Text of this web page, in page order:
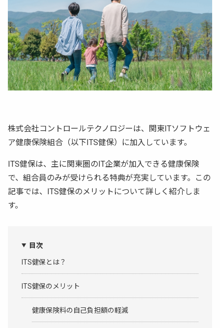
株式会社コントロールテクノロジーは、関東ITソフトウェ
ア健康保険組合（以下ITS健保）に加入しています。
ITS健保は、主に関東圏のIT企業が加入できる健康保険
で、組合員のみが受けられる特典が充実しています。この
記事では、ITS健保のメリットについて詳しく紹介しま
す。
目次
ITS健保とは？
ITS健保のメリット
健康保険料の自己負担額の軽減